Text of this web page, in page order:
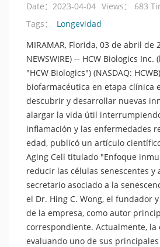
Date：2023-04-04 Views： 683
Tags：
Longevidad
MIRAMAR, Florida, 03 de abril de
NEWSWIRE) -- HCW Biologics
"HCW Biologics") (NASDAQ:
biofarmacéutica en etapa clínica
descubrir y desarrollar nuevas
alargar la vida útil
inflamación y las enfermedades
edad, publicó un artículo
Aging Cell titulado "Enfoque
reducir las células senescentes
secretario asociado a la
el Dr. Hing C. Wong, el fundador
de la empresa, como autor
correspondiente. Actualmente, la
evaluando uno de sus